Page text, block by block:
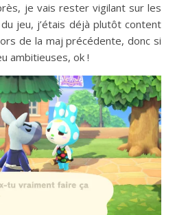
je vais rester vigilant sur les
jeu, j’étais déjà plutôt content
de la maj précédente, donc si
ambitieuses, ok !